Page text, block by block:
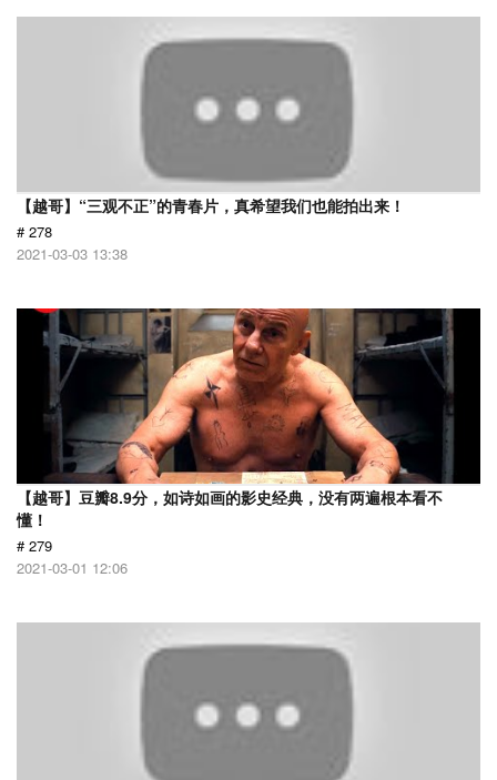
【越哥】“三观不正”的青春片，真希望我们也能拍出来！
# 278
2021-03-03 13:38
【越哥】豆瓣8.9分，如诗如画的影史经典，没有两遍根本看不
懂！
# 279
2021-03-01 12:06